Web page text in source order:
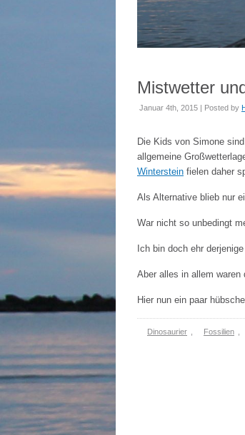
Mistwetter
Januar 4th, 2015 | Posted by
Die Kids von Simone
allgemeine
Winterstein fielen daher
Als Alternative blieb nur
War nicht so unbedingt
Ich bin doch ehr
Aber alles in allem waren
Hier nun ein paar
Dinosaurier Fossilien